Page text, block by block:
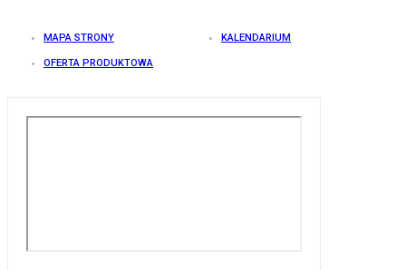
MAPA STRONY KALENDARIUM
OFERTA PRODUKTOWA